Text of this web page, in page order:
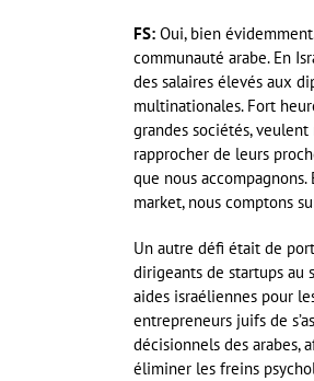
FS: Oui, bien
communauté arabe. En
des salaires élevés aux
multinationales. Fort
grandes sociétés,
rapprocher de leurs
que nous
market, nous comptons
Un autre défi était de
dirigeants de startups au
aides israéliennes pour
entrepreneurs juifs de
décisionnels des arabes,
éliminer les freins